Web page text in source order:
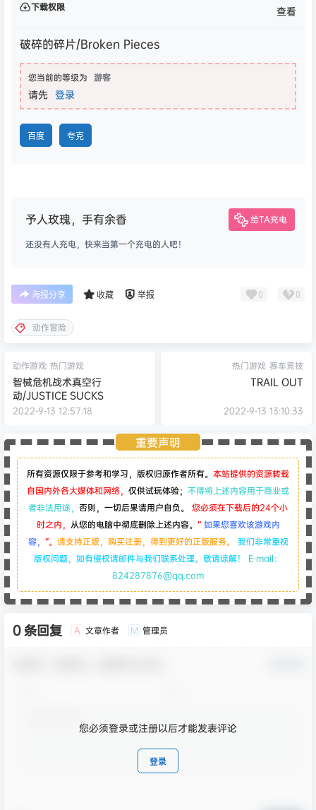
下载权限 查看
破碎的碎片/Broken Pieces
您当前的等级为 游客
请先 登录
百度 夸克
予人玫瑰，手有余香 给TA充电
还没有人充电，快来当第一个充电的人吧！
海报分享 收藏 举报 0 0
动作冒险
动作游戏 热门游戏
智械危机战术真空行
动/JUSTICE SUCKS
2022-9-13 12:57:18
热门游戏 赛车竞技
TRAIL OUT
2022-9-13 13:10:33
重要声明
所有资源仅限于参考和学习，版权归原作者所有。 本站提供的资源转载
自国内外各大媒体和网络， 仅供试玩体验； 不得将上述内容用于商业或
者非法用途， 否则，一切后果请用户自负。
您必须在下载后的24个小
时之内， 从您的电脑中彻底删除上述内容。 “如果您喜欢该游戏内
容， ”。 请支持正版，购买注册，得到更好的正版服务。 我们非常重视
版权问题，如有侵权请邮件与我们联系处理。敬请谅解！ E-mail：
824287876@qq.com
0 条回复 A 文章作者 M 管理员
您必须登录或注册以后才能发表评论
登录